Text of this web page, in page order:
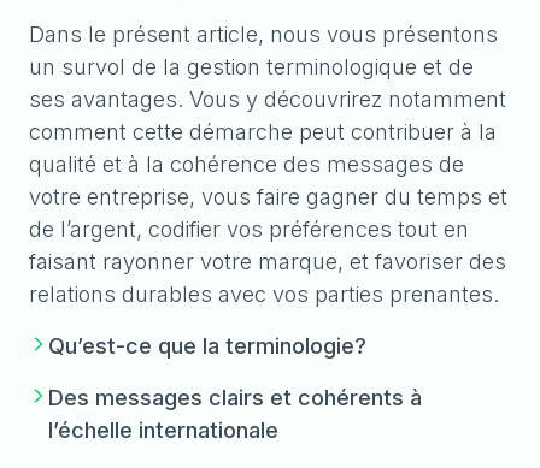
Dans le présent article, nous vous présentons
un survol de la gestion terminologique et de
ses avantages. Vous y découvrirez notamment
comment cette démarche peut contribuer à la
qualité et à la cohérence des messages de
votre entreprise, vous faire gagner du temps et
de l’argent, codifier vos préférences tout en
faisant rayonner votre marque, et favoriser des
relations durables avec vos parties prenantes.
Qu’est-ce que la terminologie?
Des messages clairs et cohérents à
l’échelle internationale